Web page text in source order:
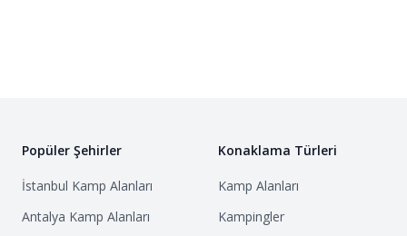
Popüler Şehirler
İstanbul Kamp Alanları
Antalya Kamp Alanları
Konaklama Türleri
Kamp Alanları
Kampingler